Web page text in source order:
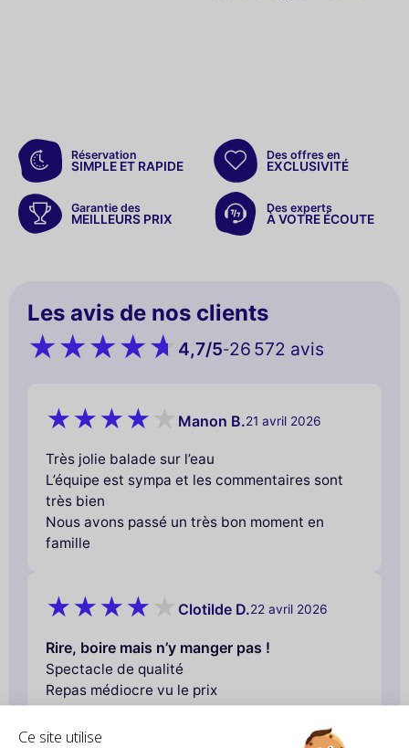
Ce site utilise
Réservation
SIMPLE ET RAPIDE
Des offres en
EXCLUSIVITÉ
Garantie des
MEILLEURS PRIX
Des experts
À VOTRE ÉCOUTE
Les avis de nos clients
4,7/5-26 572 avis
Manon B.21 avril 2026
Très jolie balade sur l’eau
L’équipe est sympa et les commentaires sont
très bien
Nous avons passé un très bon moment en
famille
Clotilde D.22 avril 2026
Rire, boire mais n’y manger pas !
Spectacle de qualité
Repas médiocre vu le prix